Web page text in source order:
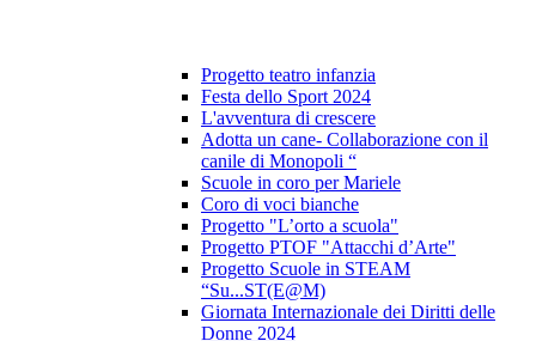
Progetto teatro infanzia
Festa dello Sport 2024
L'avventura di crescere
Adotta un cane- Collaborazione con il
canile di Monopoli “
Scuole in coro per Mariele
Coro di voci bianche
Progetto "L’orto a scuola"
Progetto PTOF "Attacchi d’Arte"
Progetto Scuole in STEAM
“Su...ST(E@M)
Giornata Internazionale dei Diritti delle
Donne 2024